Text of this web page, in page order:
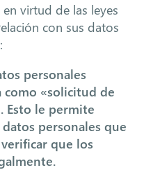
virtud de las leyes
con sus datos
personales
como «solicitud de
Esto le permite
personales que
que los